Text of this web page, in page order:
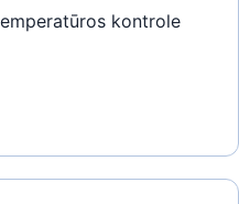
kontrole